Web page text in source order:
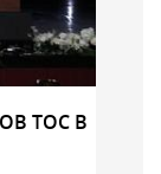
ТОС В